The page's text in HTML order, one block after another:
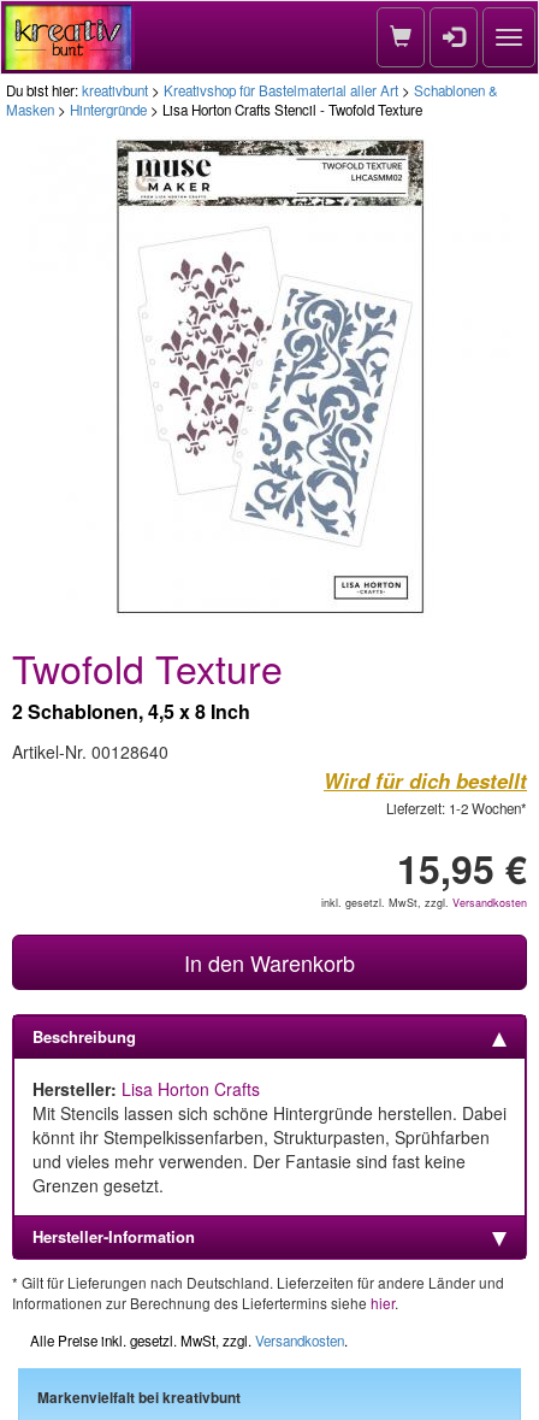
Du bist hier:kreativbunt > Kreativshop für Bastelmaterial aller Art > Schablonen &
Masken > Hintergründe > Lisa Horton Crafts Stencil - Twofold Texture
Twofold Texture
2 Schablonen, 4,5 x 8 Inch
Artikel-Nr. 00128640
Wird für dich bestellt
Lieferzeit: 1-2 Wochen*
15,95 €
inkl. gesetzl. MwSt, zzgl. Versandkosten
In den Warenkorb
Beschreibung
Hersteller: Lisa Horton Crafts
Mit Stencils lassen sich schöne Hintergründe herstellen. Dabei
könnt ihr Stempelkissenfarben, Strukturpasten, Sprühfarben
und vieles mehr verwenden. Der Fantasie sind fast keine
Grenzen gesetzt.
Hersteller-Information
* Gilt für Lieferungen nach Deutschland. Lieferzeiten für andere Länder und
Informationen zur Berechnung des Liefertermins siehe hier.
Alle Preise inkl. gesetzl. MwSt, zzgl. Versandkosten.
Markenvielfalt bei kreativbunt